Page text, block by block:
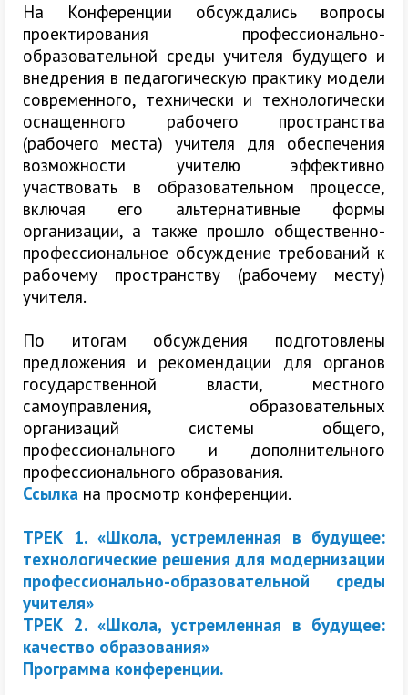
На Конференции обсуждались вопросы
проектирования профессионально-
образовательной среды учителя будущего и
внедрения в педагогическую практику модели
современного, технически и технологически
оснащенного рабочего пространства
(рабочего места) учителя для обеспечения
возможности учителю эффективно
участвовать в образовательном процессе,
включая его альтернативные формы
организации, а также прошло общественно-
профессиональное обсуждение требований к
рабочему пространству (рабочему месту)
учителя.
По итогам обсуждения подготовлены
предложения и рекомендации для органов
государственной власти, местного
самоуправления, образовательных
организаций системы общего,
профессионального и дополнительного
профессионального образования.
Ссылка на просмотр конференции.
ТРЕК 1. «Школа, устремленная в будущее:
технологические решения для модернизации
профессионально-образовательной среды
учителя»
ТРЕК 2. «Школа, устремленная в будущее:
качество образования»
Программа конференции.